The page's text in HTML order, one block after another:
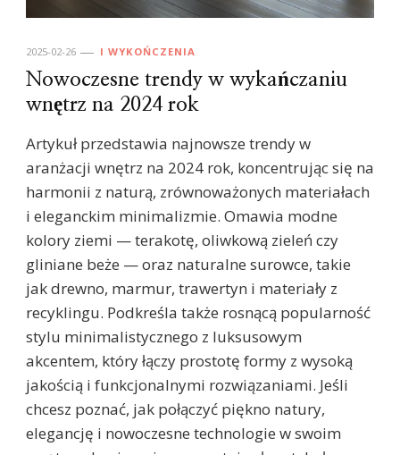
2025-02-26 I WYKOŃCZENIA
Nowoczesne trendy w wykańczaniu
wnętrz na 2024 rok
Artykuł przedstawia najnowsze trendy w
aranżacji wnętrz na 2024 rok, koncentrując się na
harmonii z naturą, zrównoważonych materiałach
i eleganckim minimalizmie. Omawia modne
kolory ziemi — terakotę, oliwkową zieleń czy
gliniane beże — oraz naturalne surowce, takie
jak drewno, marmur, trawertyn i materiały z
recyklingu. Podkreśla także rosnącą popularność
stylu minimalistycznego z luksusowym
akcentem, który łączy prostotę formy z wysoką
jakością i funkcjonalnymi rozwiązaniami. Jeśli
chcesz poznać, jak połączyć piękno natury,
elegancję i nowoczesne technologie w swoim